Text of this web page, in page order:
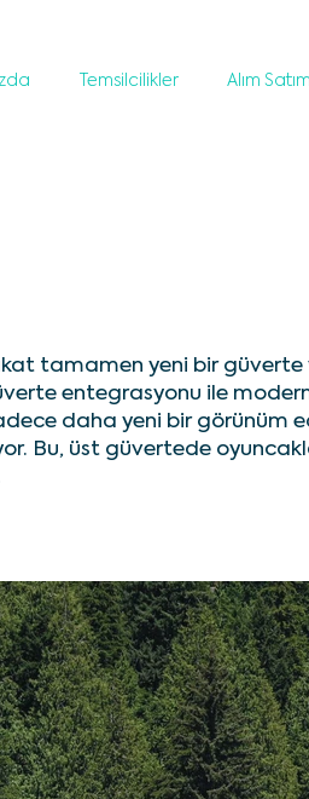
Temsilcilikler Alım Satım
tamamen yeni bir güverte
entegrasyonu ile
daha yeni bir görünüm
Bu, üst güvertede